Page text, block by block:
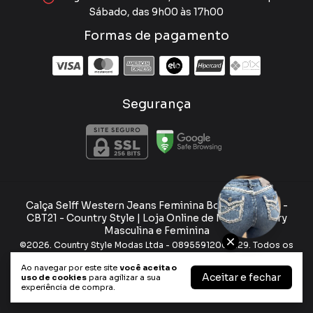
Ao navegar por este site você aceita o
uso de cookies para agilizar a sua
experiência de compra.
Aceitar e fechar
Sábado, das 9h00 às 17h00
Formas de pagamento
Segurança
Calça Selff Western Jeans Feminina Boot Dark Blue -
CBT21 - Country Style | Loja Online de Moda Country
Masculina e Feminina
©2026. Country Style Modas Ltda - 08955912000129. Todos os
direitos reservados.